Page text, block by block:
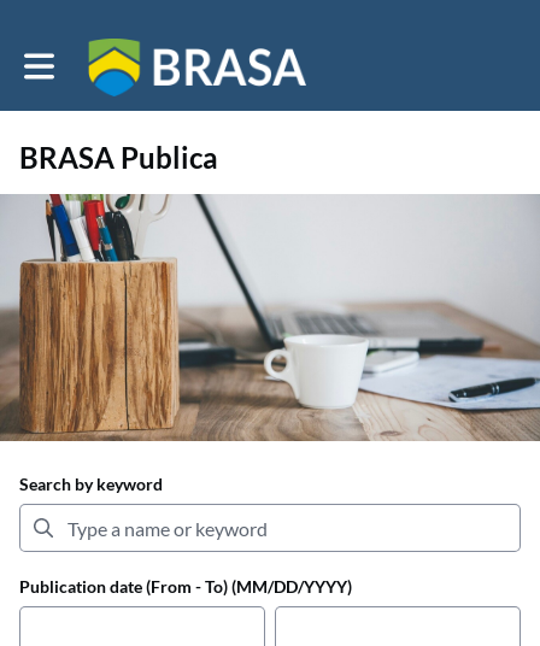
Toggle main navigation
BRASA Publica
Search by keyword
Publication date (From - To) (MM/DD/YYYY)